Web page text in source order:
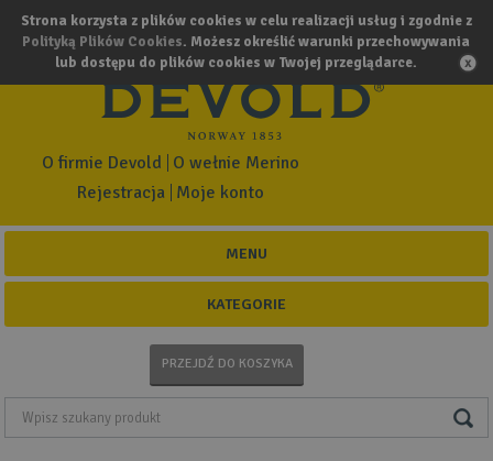
Strona korzysta z plików cookies w celu realizacji usług i zgodnie z
Polityką Plików Cookies. Możesz określić warunki przechowywania
lub dostępu do plików cookies w Twojej przeglądarce.
Rejestracja Moje konto
O firmie Devold O wełnie Merino
MENU
KATEGORIE
PRZEJDŹ DO KOSZYKA